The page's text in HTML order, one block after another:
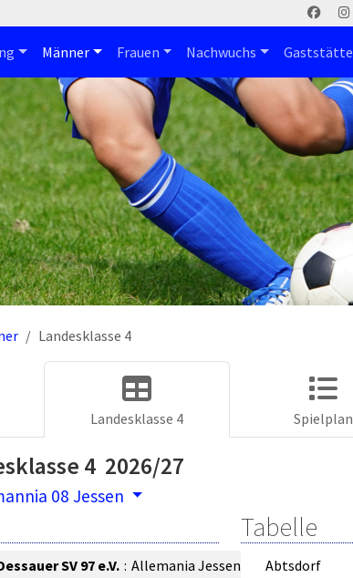
Männer Frauen Nachwuchs Gaststätte
Landesklasse 4
Landesklasse 4 Spielplan
4 2026/27
08 Jessen
SV 97 e.V. : Allemania Jessen
Tabelle
Abtsdorf